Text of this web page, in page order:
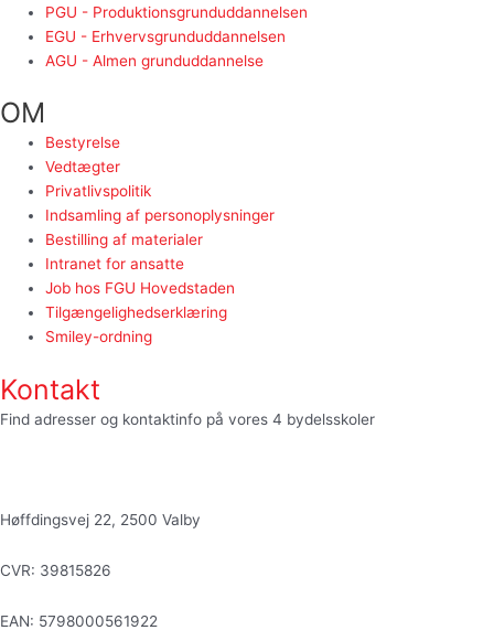
PGU - Produktionsgrunduddannelsen
EGU - Erhvervsgrunduddannelsen
AGU - Almen grunduddannelse
OM
Bestyrelse
Vedtægter
Privatlivspolitik
Indsamling af personoplysninger
Bestilling af materialer
Intranet for ansatte
Job hos FGU Hovedstaden
Tilgængelighedserklæring
Smiley-ordning
Kontakt
Find adresser og kontaktinfo på vores 4 bydelsskoler
Høffdingsvej 22, 2500 Valby
CVR: 39815826
EAN: 5798000561922